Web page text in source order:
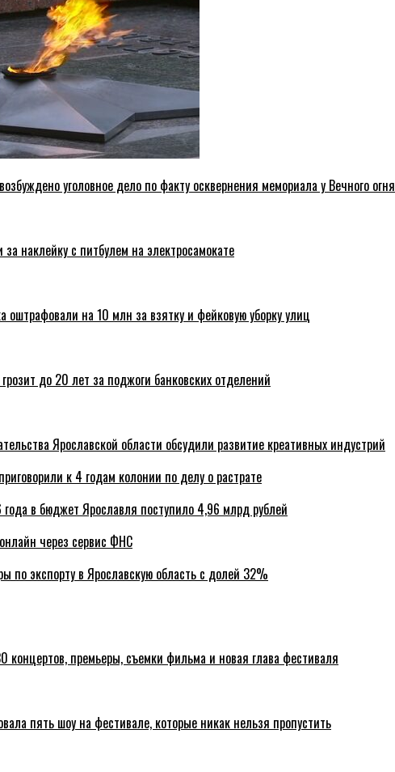
уголовное дело по факту осквернения мемориала у Вечного огня
наклейку с питбулем на электросамокате
оштрафовали на 10 млн за взятку и фейковую уборку улиц
до 20 лет за поджоги банковских отделений
Ярославской области обсудили развитие креативных индустрий
к 4 годам колонии по делу о растрате
в бюджет Ярославля поступило 4,96 млрд рублей
через сервис ФНС
по экспорту в Ярославскую область с долей 32%
премьеры, съемки фильма и новая глава фестиваля
пять шоу на фестивале, которые никак нельзя пропустить